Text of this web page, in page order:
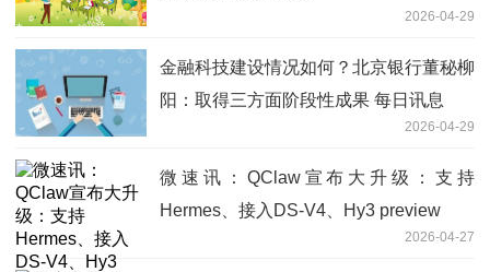
2026-04-29
金融科技建设情况如何？北京银行董秘柳
阳：取得三方面阶段性成果 每日讯息
2026-04-29
微速讯：QClaw宣布大升级：支持
Hermes、接入DS-V4、Hy3 preview
2026-04-27